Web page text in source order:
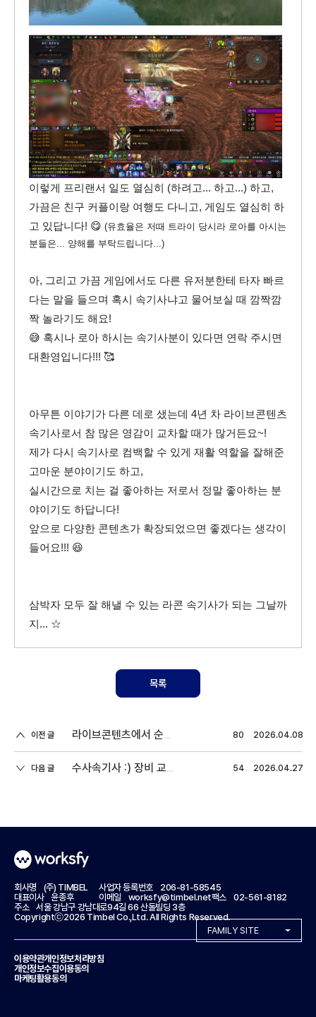
이렇게 프리랜서 일도 열심히 (하려고... 하고...) 하고,
가끔은 친구 커플이랑 여행도 다니고, 게임도 열심히 하
고 있답니다! 😋 (유효율은 저때 트라이 당시라 로아를 아시는
분들은... 양해를 부탁드립니다...)
아, 그리고 가끔 게임에서도 다른 유저분한테 타자 빠르
다는 말을 들으며 혹시 속기사냐고 물어보실 때 깜짝깜
짝 놀라기도 해요!
😅 혹시나 로아 하시는 속기사분이 있다면 연락 주시면
대환영입니다!!! 🥰
아무튼 이야기가 다른 데로 샜는데 4년 차 라이브콘텐츠
속기사로서 참 많은 영감이 교차할 때가 많거든요~!
제가 다시 속기사로 컴백할 수 있게 재활 역할을 잘해준
고마운 분야이기도 하고,
실시간으로 치는 걸 좋아하는 저로서 정말 좋아하는 분
야이기도 하답니다!
앞으로 다양한 콘텐츠가 확장되었으면 좋겠다는 생각이
들어요!!! 😆
삼박자 모두 잘 해낼 수 있는 라콘 속기사가 되는 그날까
지... ☆
목록
이전 글 라이브콘텐츠에서 순국선열과 호국영령을 만나다.. 80 2026.04.08
다음 글 수사속기사 :) 장비 교체 이후 근황, 그리고 바빠진 요즘 이야기 54 2026.04.27
회사명 (주) TIMBEL 사업자 등록번호
206-81-58545
대표이사
윤종후 이메일 worksfy@timbel.net팩스
02-561-8182
주소
서울 강남구 강남대로94길 66 산돌빌딩 3층
Copyrightⓒ2026 Timbel Co.,Ltd. All Rights Reserved.
FAMILY SITE
이용약관개인정보처리방침
개인정보수집이용동의
마케팅활용동의